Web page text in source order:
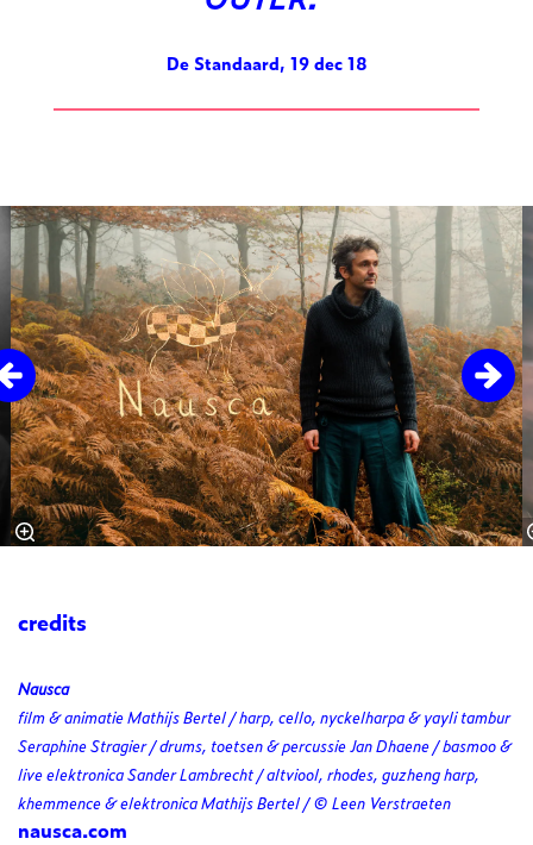
De Standaard, 19 dec 18
Overslaan
credits
Nausca
film & animatie Mathijs Bertel / harp, cello, nyckelharpa & yayli tambur
Seraphine Stragier / drums, toetsen & percussie Jan Dhaene / basmoo &
live elektronica Sander Lambrecht / altviool, rhodes, guzheng harp,
khemmence & elektronica Mathijs Bertel / © Leen Verstraeten
nausca.com